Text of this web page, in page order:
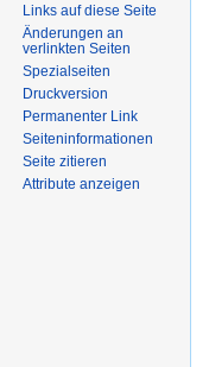
Links auf diese Seite
Änderungen an
verlinkten Seiten
Spezialseiten
Druckversion
Permanenter Link
Seiten­informationen
Seite zitieren
Attribute anzeigen